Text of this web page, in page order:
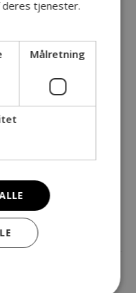
deres tjenester.
Målretning